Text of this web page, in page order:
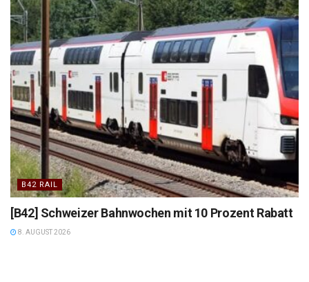
B42 RAIL
[B42] Schweizer Bahnwochen mit 10 Prozent Rabatt
8. AUGUST 2026